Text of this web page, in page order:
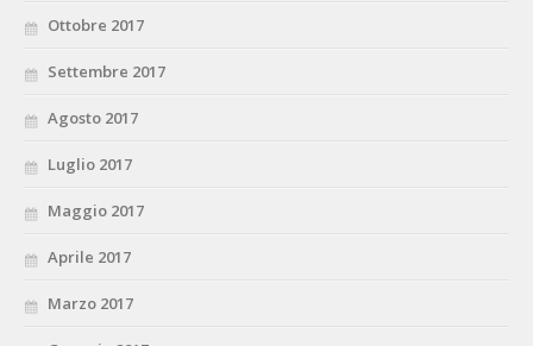
Ottobre 2017
Settembre 2017
Agosto 2017
Luglio 2017
Maggio 2017
Aprile 2017
Marzo 2017